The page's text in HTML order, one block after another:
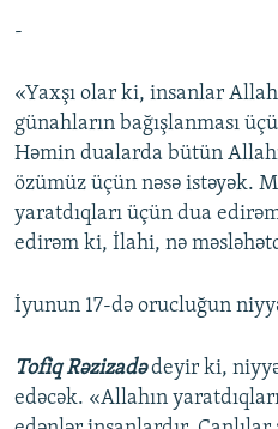
-
«Yaxşı olar ki, insanlar
günahların bağışlanması
Həmin dualarda bütün
özümüz üçün nəsə istəyək.
yaratdıqları üçün dua
edirəm ki, İlahi, nə
İyunun 17-də оruсluğun
Tofiq Rəzizadədeyir ki,
edəcək. «Allahın